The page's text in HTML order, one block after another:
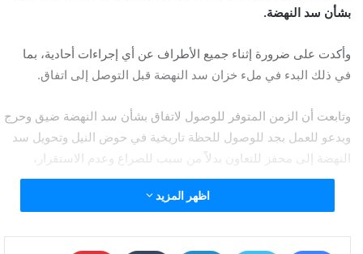
بشأن سد النهضة.
وأكدت على ضرورة إثناء جميع الأطراف عن أي إجراءات أحادية، بما
في ذلك البدء في ملء خزان سد النهضة قبل التوصل إلى اتفاق.
وتابعت أن الزمن المتوفر للوصول لاتفاق بشأن سد النهضة ضيق وحرج
ويدعو للعمل بجد للوصول للحظة تاريخية في حوض النيل وتحويل سد
النهضة إلى محفز للتعاون بدلاً من سبب للصراع وعدم الاستقرار،
الخارجية السودانية ترسل خطابا لمجلس الأمن حول آخر
اظهر المزيد